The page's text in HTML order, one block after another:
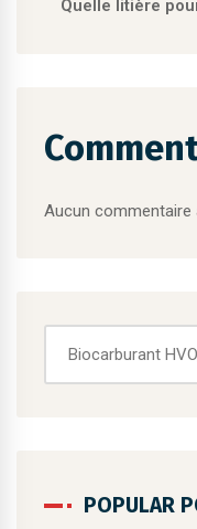
Quelle litière
Aucun commentaire
POPULAR